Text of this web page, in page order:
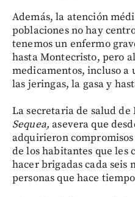
Además, la atención
poblaciones no hay
tenemos un enfermo
hasta Montecristo, pero
medicamentos, incluso a
las jeringas, la gasa y
La secretaria de salud
Sequea,asevera que
adquirieron
de los habitantes que les
hacer brigadas cada seis
personas que hace